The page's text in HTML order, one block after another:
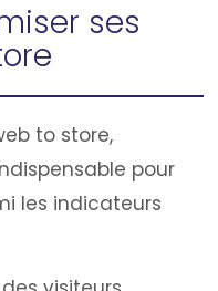
ses
to store,
pour
les indicateurs